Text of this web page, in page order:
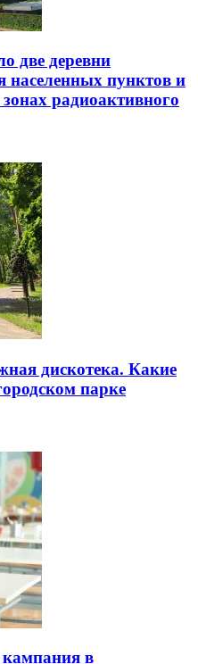
две деревни
пунктов и
радиоактивного
дискотека. Какие
парке
кампания в